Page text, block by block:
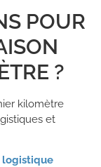
POUR
?
kilomètre
et
logistique